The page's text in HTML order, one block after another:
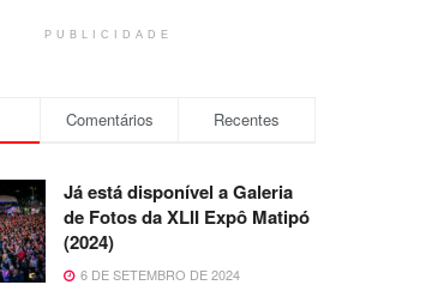
PUBLICIDADE
Comentários Recentes
Já está disponível a Galeria
de Fotos da XLII Expô Matipó
(2024)
6 DE SETEMBRO DE 2024